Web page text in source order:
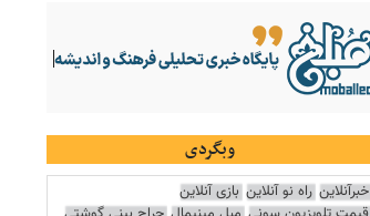
وبگردی
خبرآنلاین راه نو آنلاین بازی آنلاین